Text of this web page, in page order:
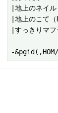
|地上のネイ
|地上のこて
|すっきりマ